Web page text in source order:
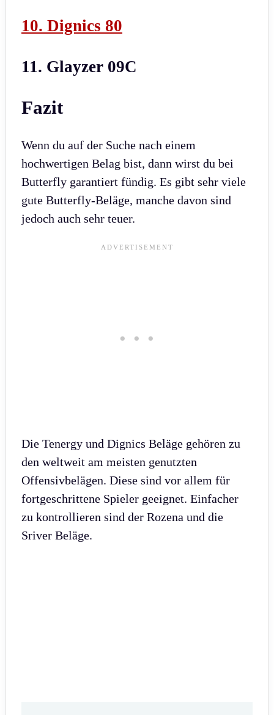
10. Dignics 80
11. Glayzer 09C
Fazit
Wenn du auf der Suche nach einem
hochwertigen Belag bist, dann wirst du bei
Butterfly garantiert fündig. Es gibt sehr viele
gute Butterfly-Beläge, manche davon sind
jedoch auch sehr teuer.
Die Tenergy und Dignics Beläge gehören zu
den weltweit am meisten genutzten
Offensivbelägen. Diese sind vor allem für
fortgeschrittene Spieler geeignet. Einfacher
zu kontrollieren sind der Rozena und die
Sriver Beläge.